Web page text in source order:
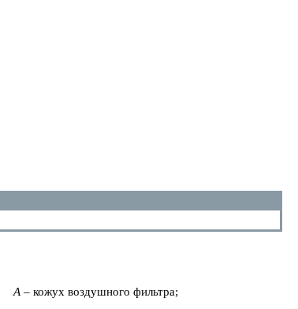
A – кожух воздушного фильтра;